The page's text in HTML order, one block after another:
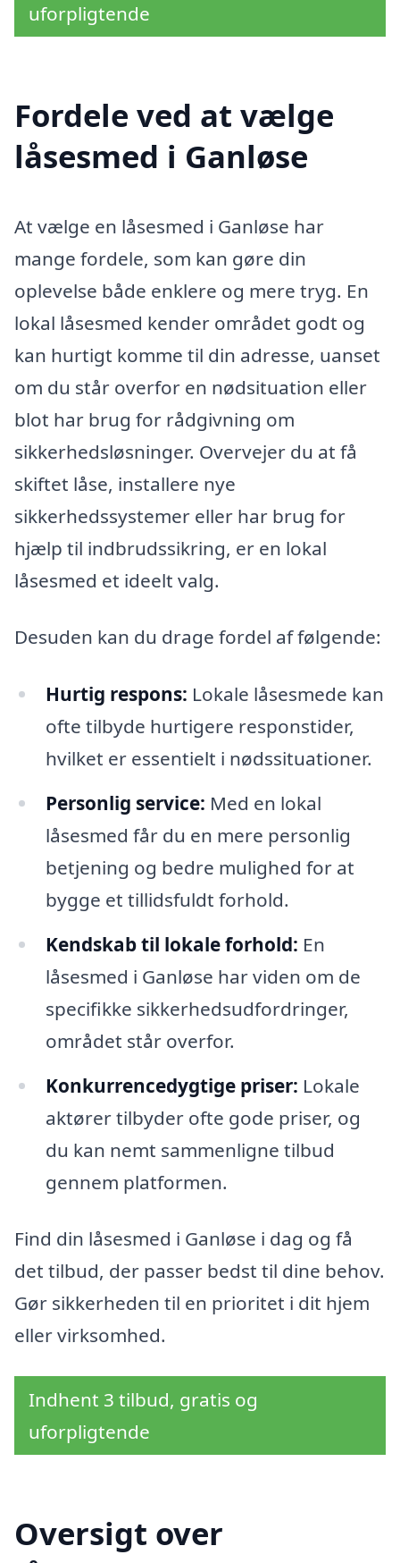
uforpligtende
Fordele ved at vælge
låsesmed i Ganløse
At vælge en låsesmed i Ganløse har
mange fordele, som kan gøre din
oplevelse både enklere og mere tryg. En
lokal låsesmed kender området godt og
kan hurtigt komme til din adresse, uanset
om du står overfor en nødsituation eller
blot har brug for rådgivning om
sikkerhedsløsninger. Overvejer du at få
skiftet låse, installere nye
sikkerhedssystemer eller har brug for
hjælp til indbrudssikring, er en lokal
låsesmed et ideelt valg.
Desuden kan du drage fordel af følgende:
Hurtig respons: Lokale låsesmede kan
ofte tilbyde hurtigere responstider,
hvilket er essentielt i nødssituationer.
Personlig service: Med en lokal
låsesmed får du en mere personlig
betjening og bedre mulighed for at
bygge et tillidsfuldt forhold.
Kendskab til lokale forhold: En
låsesmed i Ganløse har viden om de
specifikke sikkerhedsudfordringer,
området står overfor.
Konkurrencedygtige priser: Lokale
aktører tilbyder ofte gode priser, og
du kan nemt sammenligne tilbud
gennem platformen.
Find din låsesmed i Ganløse i dag og få
det tilbud, der passer bedst til dine behov.
Gør sikkerheden til en prioritet i dit hjem
eller virksomhed.
Indhent 3 tilbud, gratis og
uforpligtende
Oversigt over